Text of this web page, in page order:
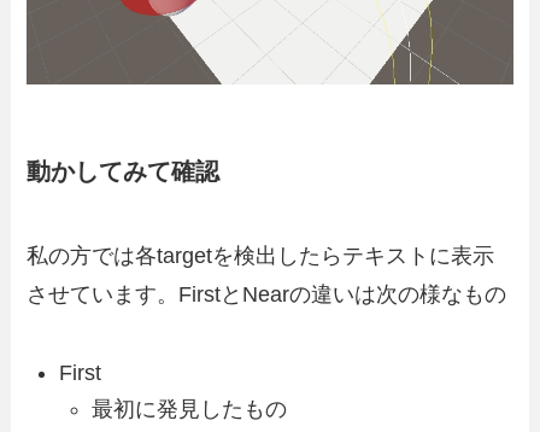
動かしてみて確認
私の方では各targetを検出したらテキストに表示
させています。FirstとNearの違いは次の様なもの
First
最初に発見したもの